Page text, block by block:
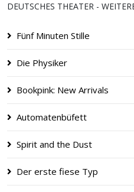
DEUTSCHES THEATER -
Fünf Minuten Stille
Die Physiker
Bookpink: New Arrivals
Automatenbüfett
Spirit and the Dust
Der erste fiese Typ